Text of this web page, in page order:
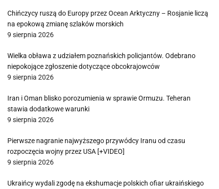
Chińczycy ruszą do Europy przez Ocean Arktyczny – Rosjanie liczą
na epokową zmianę szlaków morskich
9 sierpnia 2026
Wielka obława z udziałem poznańskich policjantów. Odebrano
niepokojące zgłoszenie dotyczące obcokrajowców
9 sierpnia 2026
Iran i Oman blisko porozumienia w sprawie Ormuzu. Teheran
stawia dodatkowe warunki
9 sierpnia 2026
Pierwsze nagranie najwyższego przywódcy Iranu od czasu
rozpoczęcia wojny przez USA [+VIDEO]
9 sierpnia 2026
Ukraińcy wydali zgodę na ekshumacje polskich ofiar ukraińskiego